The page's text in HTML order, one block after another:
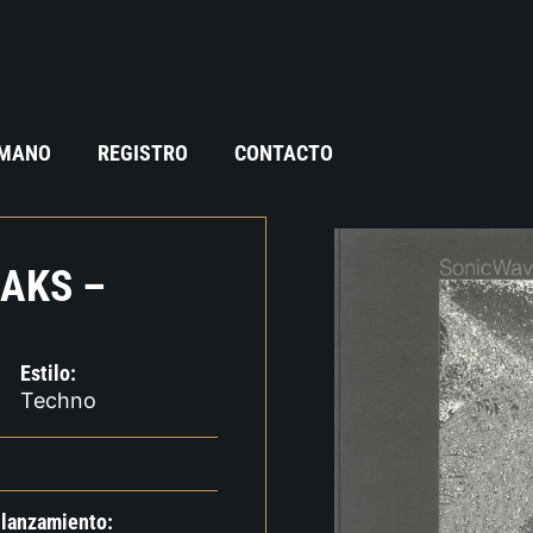
REGISTRO CONTACTO
–
Estilo:
Techno